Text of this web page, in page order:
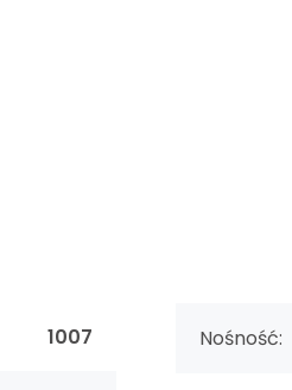
1007 Nośność: